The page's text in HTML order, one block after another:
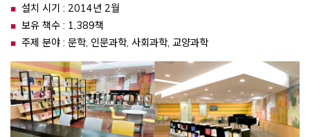
설치 시기 : 2014년 2월
보유 책수 : 1,389책
주제 분야 : 문학, 인문과학, 사회과학, 교양과학